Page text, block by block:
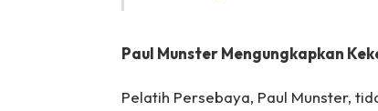
Paul Munster Mengungkapkan
Pelatih Persebaya, Paul Munster,